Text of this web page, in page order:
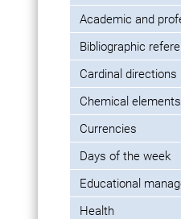
Academic and
Bibliographic
Cardinal directions
Chemical elements
Currencies
Days of the week
Educational
Health